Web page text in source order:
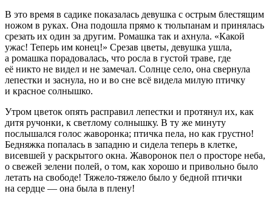
В это время в садике показалась девушка с острым блестящим
ножом в руках. Она подошла прямо к тюльпанам и принялась
срезать их один за другим. Ромашка так и ахнула. «Какой
ужас! Теперь им конец!» Срезав цветы, девушка ушла,
а ромашка порадовалась, что росла в густой траве, где
её никто не видел и не замечал. Солнце село, она свернула
лепестки и заснула, но и во сне всё видела милую птичку
и красное солнышко.
Утром цветок опять расправил лепестки и протянул их, как
дитя ручонки, к светлому солнышку. В ту же минуту
послышался голос жаворонка; птичка пела, но как грустно!
Бедняжка попалась в западню и сидела теперь в клетке,
висевшей у раскрытого окна. Жаворонок пел о просторе неба,
о свежей зелени полей, о том, как хорошо и привольно было
летать на свободе! Тяжело-тяжело было у бедной птички
на сердце — она была в плену!